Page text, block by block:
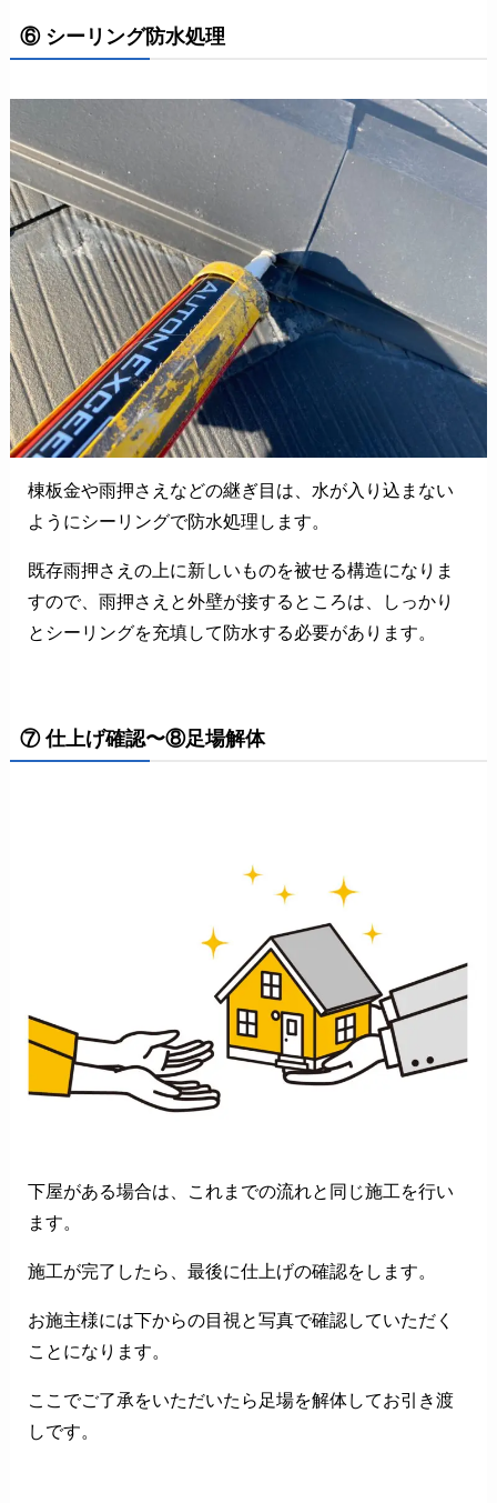
⑥ シーリング防水処理
棟板金や雨押さえなどの継ぎ目は、水が入り込まない
ようにシーリングで防水処理します。
既存雨押さえの上に新しいものを被せる構造になりま
すので、雨押さえと外壁が接するところは、しっかり
とシーリングを充填して防水する必要があります。
⑦ 仕上げ確認〜⑧足場解体
下屋がある場合は、これまでの流れと同じ施工を行い
ます。
施工が完了したら、最後に仕上げの確認をします。
お施主様には下からの目視と写真で確認していただく
ことになります。
ここでご了承をいただいたら足場を解体してお引き渡
しです。